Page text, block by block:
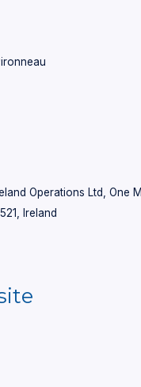
Operations Ltd, One
Ireland